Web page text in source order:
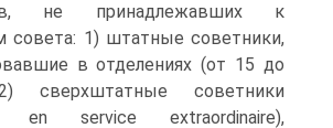
не принадлежавших к
совета: 1) штатные советники,
в отделениях (от 15 до
советники
en service extraordinaire),